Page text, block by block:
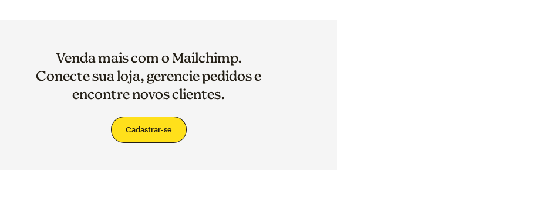
Venda mais com o Mailchimp.
Conecte sua loja, gerencie pedidos e
encontre novos clientes.
Cadastrar-se